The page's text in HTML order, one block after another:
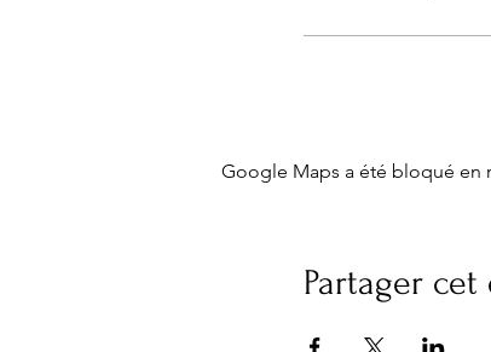
Google Maps a été bloqué en
Partager